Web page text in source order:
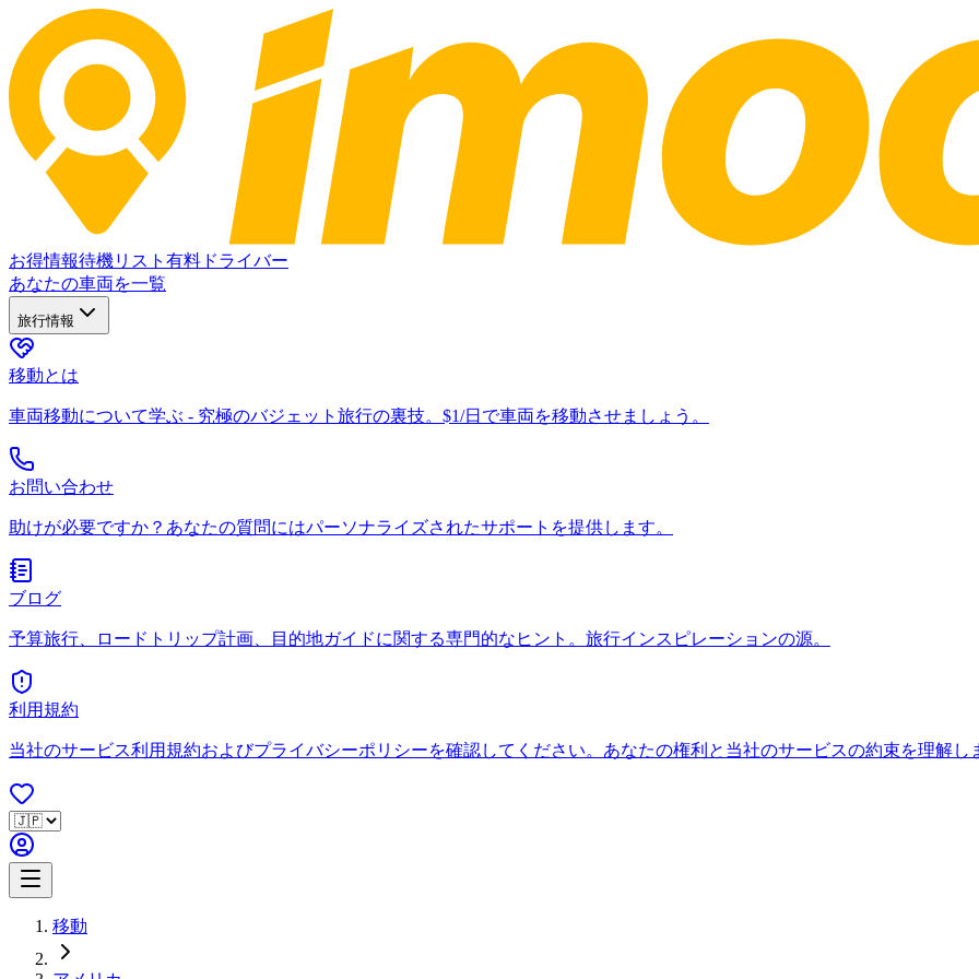
お得情報待機リスト 有料ドライバー
あなたの車両を一覧
旅行情報
移動とは
車両移動について学ぶ - 究極のバジェット旅行の裏技。$1/日で車両を移動させましょう。
お問い合わせ
助けが必要ですか？あなたの質問にはパーソナライズされたサポートを提供します。
ブログ
予算旅行、ロードトリップ計画、目的地ガイドに関する専門的なヒント。旅行インスピレーションの源。
利用規約
当社のサービス利用規約およびプライバシーポリシーを確認してください。あなたの権利と当社のサービスの約束を理解し
移動